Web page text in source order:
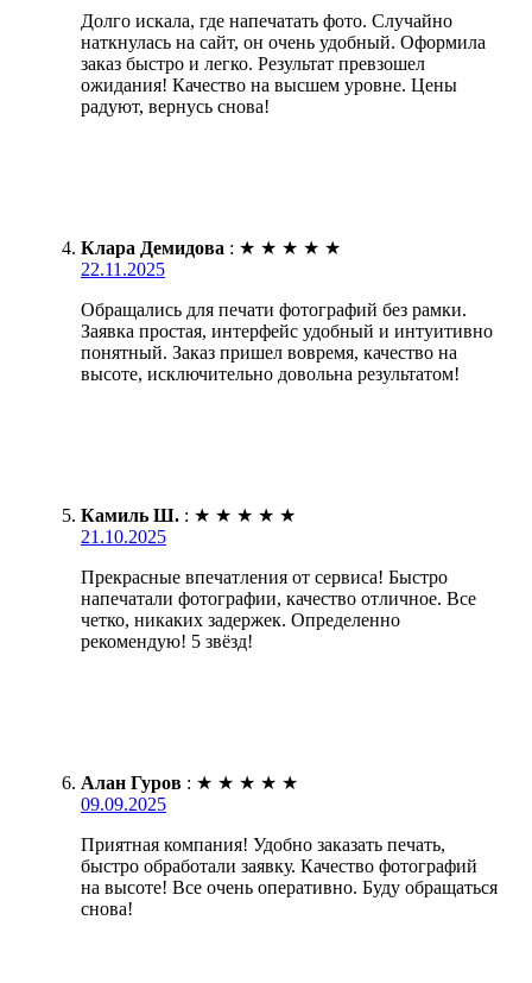
Долго искала, где напечатать фото. Случайно
наткнулась на сайт, он очень удобный. Оформила
заказ быстро и легко. Результат превзошел
ожидания! Качество на высшем уровне. Цены
радуют, вернусь снова!
Клара Демидова : ★ ★ ★ ★ ★
22.11.2025
Обращались для печати фотографий без рамки.
Заявка простая, интерфейс удобный и интуитивно
понятный. Заказ пришел вовремя, качество на
высоте, исключительно довольна результатом!
Камиль Ш. : ★ ★ ★ ★ ★
21.10.2025
Прекрасные впечатления от сервиса! Быстро
напечатали фотографии, качество отличное. Все
четко, никаких задержек. Определенно
рекомендую! 5 звёзд!
Алан Гуров : ★ ★ ★ ★ ★
09.09.2025
Приятная компания! Удобно заказать печать,
быстро обработали заявку. Качество фотографий
на высоте! Все очень оперативно. Буду обращаться
снова!